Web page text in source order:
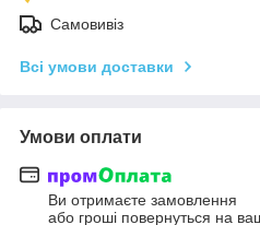
Самовивіз
Всі умови доставки
Умови оплати
Ви отримаєте замовлення
або гроші повернуться на